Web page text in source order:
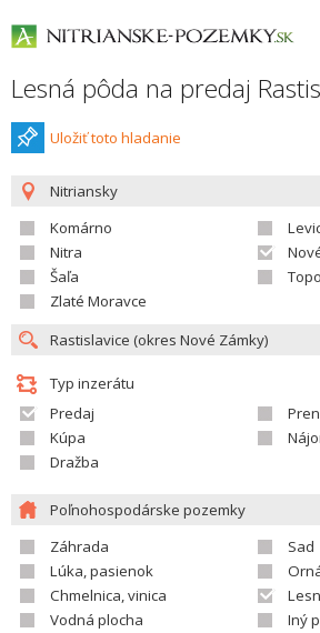
Lesná pôda na predaj
Uložiť toto hladanie
Nitriansky
Komárno
Nitra
Šaľa
Zlaté Moravce
Typ inzerátu
Predaj
Kúpa
Dražba
Poľnohospodárske pozemky
Záhrada
Sad
Lúka, pasienok
Chmelnica, vinica
Vodná plocha
Iný